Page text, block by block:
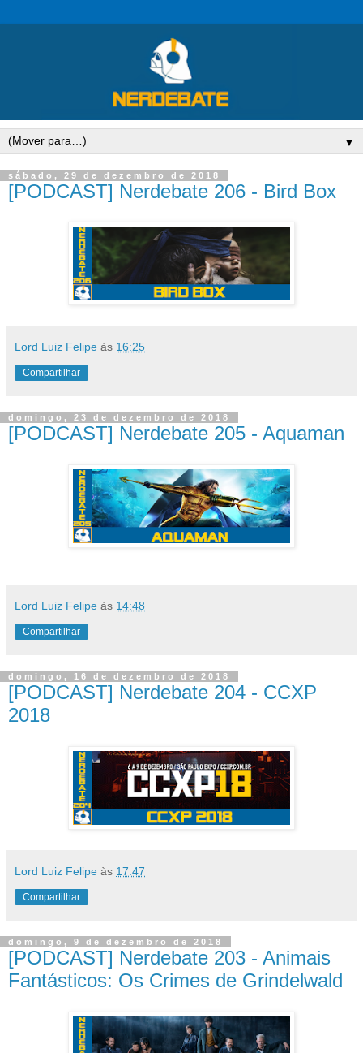
▼
sábado, 29 de dezembro de 2018
[PODCAST] Nerdebate 206 - Bird Box
Lord Luiz Felipe às 16:25
Compartilhar
domingo, 23 de dezembro de 2018
[PODCAST] Nerdebate 205 - Aquaman
Lord Luiz Felipe às 14:48
Compartilhar
domingo, 16 de dezembro de 2018
[PODCAST] Nerdebate 204 - CCXP
2018
Lord Luiz Felipe às 17:47
Compartilhar
domingo, 9 de dezembro de 2018
[PODCAST] Nerdebate 203 - Animais
Fantásticos: Os Crimes de Grindelwald